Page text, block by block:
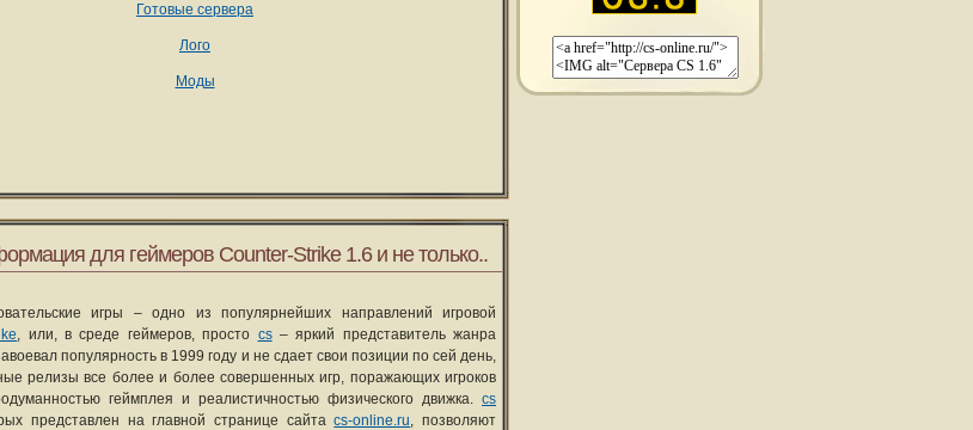
Готовые сервера
Лого
Моды
для геймеров Counter-Strike 1.6 и не только..
игры – одно из популярнейших направлений игровой
, или, в среде геймеров, просто cs– яркий представитель жанра
популярность в 1999 году и не сдает свои позиции по сей день,
релизы все более и более совершенных игр, поражающих игроков
геймплея и реалистичностью физического движка. cs
представлен на главной странице сайтаcs-online.ru, позволяют